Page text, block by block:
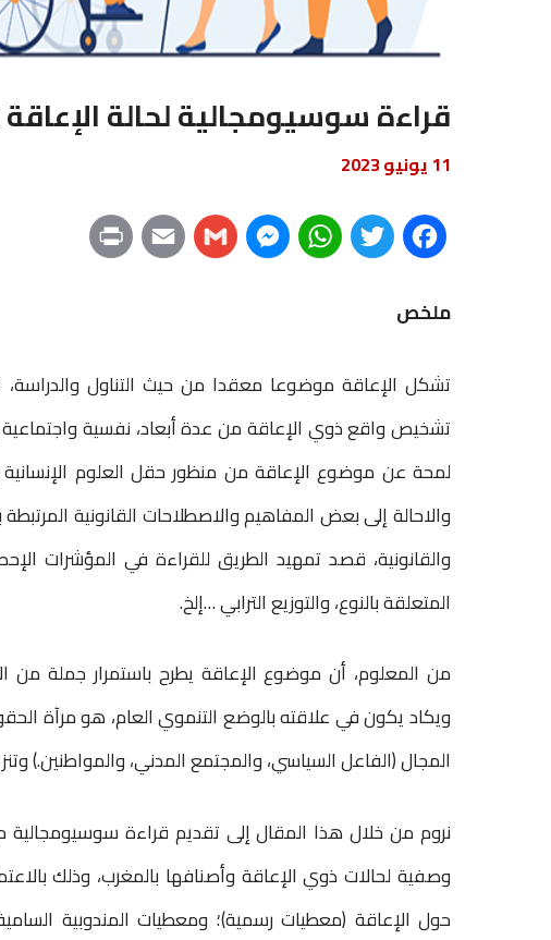
قراءة سوسيومجالية لحالة
11 يونيو 2023
F
e
o
o
k
T
t
W
s
p
p
M
s
n
e
r
G
i
l
E
ملخص
تشكل الإعاقة موضوعا معقدا من حيث التناول
تشخيص واقع ذوي الإعاقة من عدة أبعاد، نفسية واجتماعية
لمحة عن موضوع الإعاقة من منظور حقل العلوم الإنسانية
والاحالة إلى بعض المفاهيم والاصطلاحات القانونية
والقانونية، قصد تمهيد الطريق للقراءة في المؤشرات
المتعلقة بالنوع، والتوزيع الترابي …إلخ.
من المعلوم، أن موضوع الإعاقة يطرح باستمرار جملة من
ويكاد يكون في علاقته بالوضع التنموي العام، هو مرآة
المجال (الفاعل السياسي، والمجتمع المدني، والمواطنين.)
نروم من خلال هذا المقال إلى تقديم قراءة سوسيومجالية
وصفية لحالات ذوي الإعاقة وأصنافها بالمغرب، وذلك
حول الإعاقة (معطيات رسمية)؛ ومعطيات المندوبية